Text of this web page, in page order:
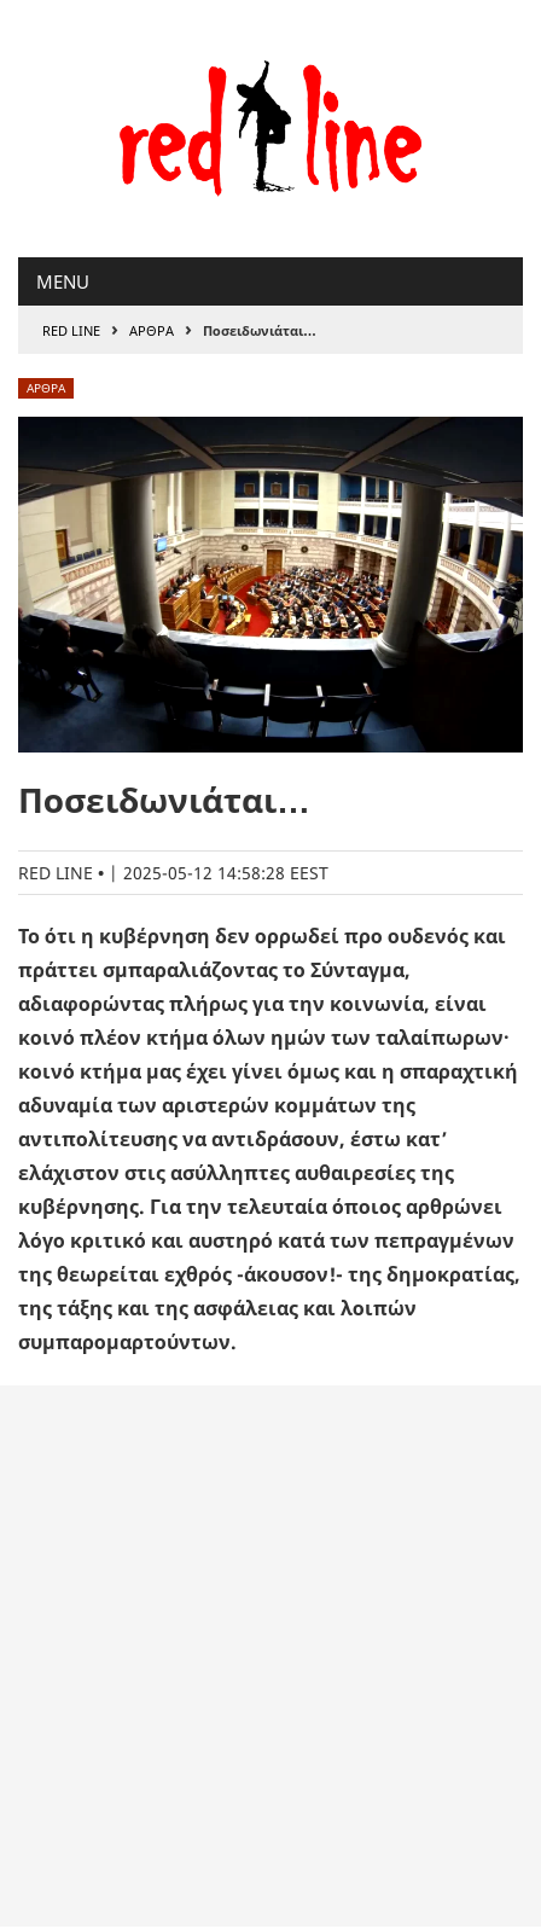
MENU
RED LINE › ΑΡΘΡΑ › Ποσειδωνιάται…
ΑΡΘΡΑ
Ποσειδωνιάται…
RED LINE | 2025-05-12 14:58:28 EEST
To ότι η κυβέρνηση δεν ορρωδεί προ ουδενός και
πράττει σμπαραλιάζοντας το Σύνταγμα,
αδιαφορώντας πλήρως για την κοινωνία, είναι
κοινό πλέον κτήμα όλων ημών των ταλαίπωρων·
κοινό κτήμα μας έχει γίνει όμως και η σπαραχτική
αδυναμία των αριστερών κομμάτων της
αντιπολίτευσης να αντιδράσουν, έστω κατ’
ελάχιστον στις ασύλληπτες αυθαιρεσίες της
κυβέρνησης. Για την τελευταία όποιος αρθρώνει
λόγο κριτικό και αυστηρό κατά των πεπραγμένων
της θεωρείται εχθρός -άκουσον!- της δημοκρατίας,
της τάξης και της ασφάλειας και λοιπών
συμπαρομαρτούντων.